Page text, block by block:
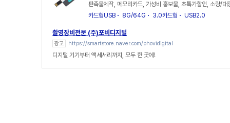
판촉물제작, 메모리카드, 가성비 홍보물, 초특가할인, 소량/대
카드형USB
8G/64G 3.0카드형 USB2.0
촬영장비전문 (주)포비디지털
광고 https://smartstore.naver.com/phovidigital
디지털 기기부터 액세서리까지, 모두 한 곳에!